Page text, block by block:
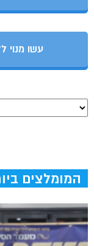
עשו מנוי
המומלצים